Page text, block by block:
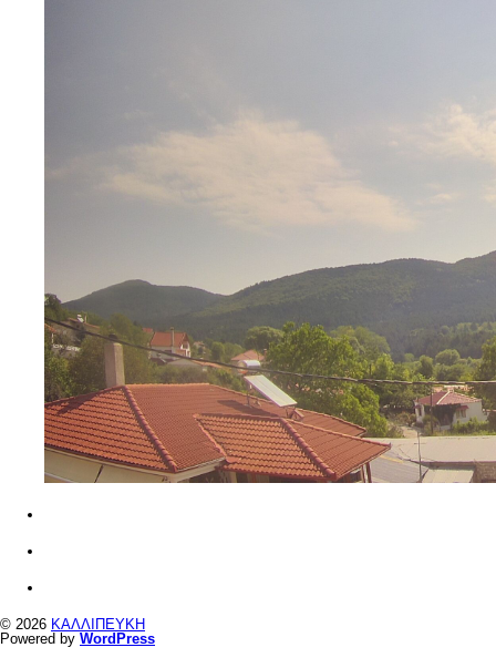
© 2026 ΚΑΛΛΙΠΕΥΚΗ
Powered by WordPress